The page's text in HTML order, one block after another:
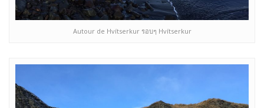
Autour de Hvítserkur รอบๆ Hvítserkur